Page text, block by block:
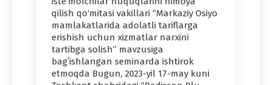
qilish qo‘mitasi vakillari “Markaziy Osiyo
mamlakatlarida adolatli tariflarga
erishish uchun xizmatlar narxini
tartibga solish” mavzusiga
bagʻishlangan seminarda ishtirok
etmoqda Bugun, 2023-yil 17-may kuni